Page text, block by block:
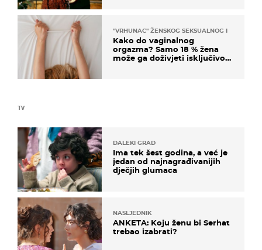
TV
DALEKI GRAD
Ima tek šest godina, a već je
jedan od najnagrađivanijih
dječjih glumaca
NASLJEDNIK
ANKETA: Koju ženu bi Serhat
trebao izabrati?
"VRHUNAC" ŽENSKOG SEKSUALNOG ISKUSTVA
Kako do vaginalnog
orgazma? Samo 18 % žena
može ga doživjeti isključivo